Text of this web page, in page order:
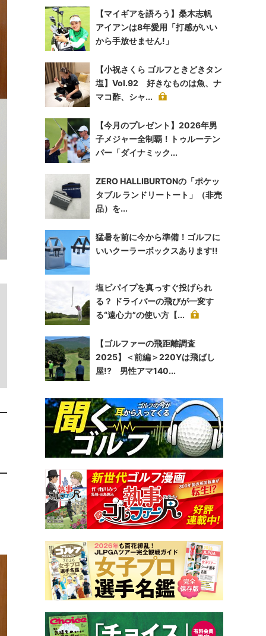
【マイギアを語ろう】桑木志帆
アイアンは8年愛用「打感がいい
から手放せません!」
【小祝さくら ゴルフときどきタン
塩】Vol.92 好きなものは魚、ナ
マコ酢、シャ...
【今月のプレゼント】2026年男
子メジャー全制覇！トゥルーテン
パー「ダイナミック...
ZERO HALLIBURTONの「ポケッ
タブル ランドリートート」（非売
品）を...
猛暑を前に今から準備！ゴルフに
いいクーラーボックスあります!!
塩ビパイプを真っすぐ投げられ
る？ ドライバーの飛びが一変す
る“遠心力”の使い方【...
【ゴルファーの飛距離調査
2025】＜前編＞220Yは飛ばし
屋!? 男性アマ140...